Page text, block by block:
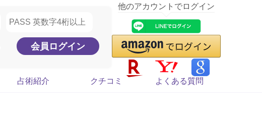
他のアカウントでログイン
占術紹介 クチコミ よくある質問